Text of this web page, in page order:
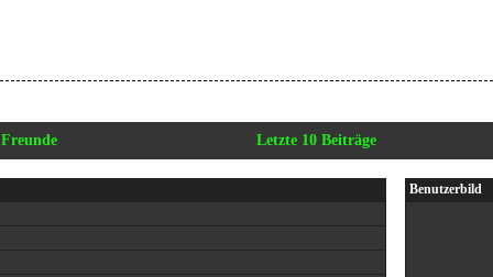
Freunde Letzte 10 Beiträge
Benutzerbild